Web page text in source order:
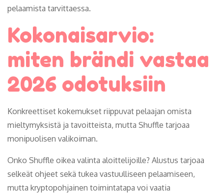
pelaamista tarvittaessa.
Kokonaisarvio:
miten brändi vastaa
2026 odotuksiin
Konkreettiset kokemukset riippuvat pelaajan omista
mieltymyksistä ja tavoitteista, mutta Shuffle tarjoaa
monipuolisen valikoiman.
Onko Shuffle oikea valinta aloittelijoille? Alustus tarjoaa
selkeät ohjeet sekä tukea vastuulliseen pelaamiseen,
mutta kryptopohjainen toimintatapa voi vaatia